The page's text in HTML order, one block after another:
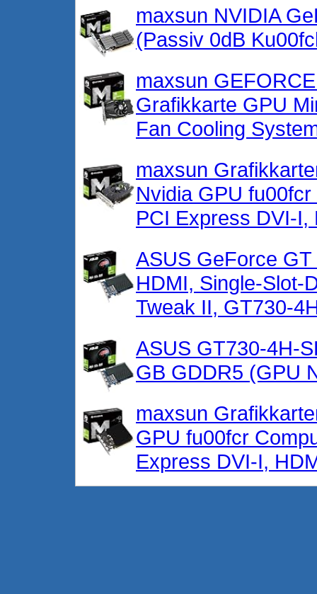
maxsun NVIDIA
(Passiv 0dB
maxsun
Grafikkarte GPU
Fan Cooling
maxsun
Nvidia GPU
PCI Express DVI-I,
ASUS GeForce
HDMI, Single-Slot-
Tweak II, GT730-
ASUS GT730-4H-
GB GDDR5 (GPU
maxsun
GPU fu00fcr
Express DVI-I,